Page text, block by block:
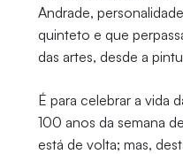
Andrade,
quinteto e que
das artes, desde a
É para celebrar a vida
100 anos da semana
está de volta; mas,